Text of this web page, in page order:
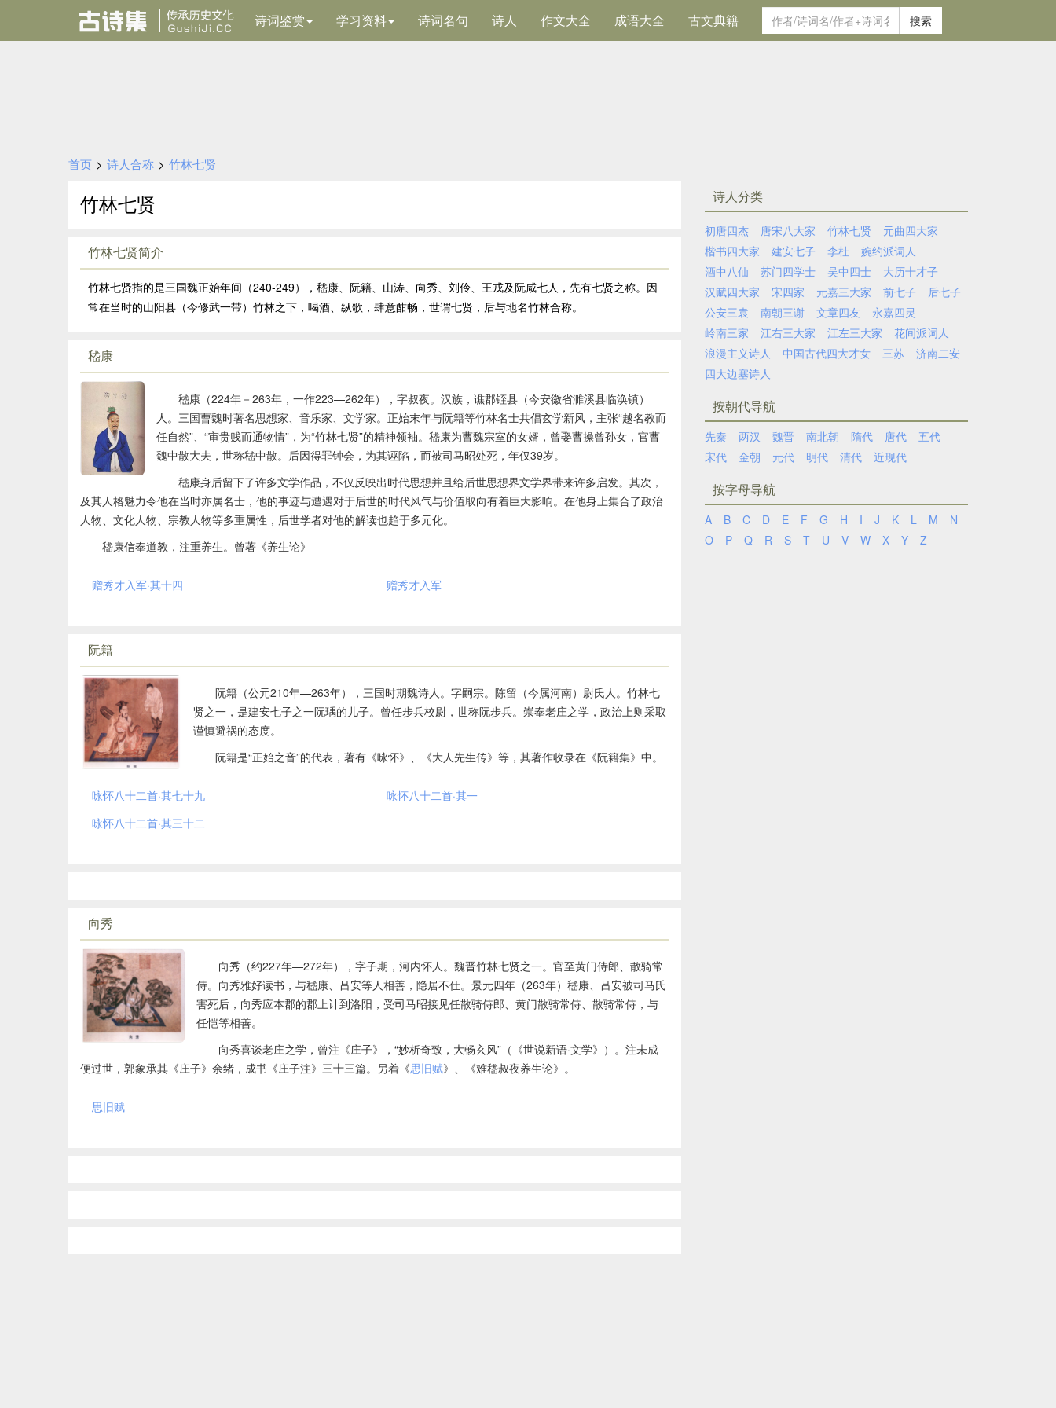
诗词鉴赏 学习资料 诗词名句 诗人 作文大全 成语大全 古文典籍 搜索
首页 > 诗人合称 > 竹林七贤
竹林七贤
竹林七贤简介
竹林七贤指的是三国魏正始年间（240-249），嵇康、阮籍、山涛、向秀、刘伶、王戎及阮咸七人，先有七贤之称。因
常在当时的山阳县（今修武一带）竹林之下，喝酒、纵歌，肆意酣畅，世谓七贤，后与地名竹林合称。
嵇康
嵇康（224年－263年，一作223—262年），字叔夜。汉族，谯郡铚县（今安徽省濉溪县临涣镇）
人。三国曹魏时著名思想家、音乐家、文学家。正始末年与阮籍等竹林名士共倡玄学新风，主张“越名教而
任自然”、“审贵贱而通物情”，为“竹林七贤”的精神领袖。嵇康为曹魏宗室的女婿，曾娶曹操曾孙女，官曹
魏中散大夫，世称嵇中散。后因得罪钟会，为其诬陷，而被司马昭处死，年仅39岁。
嵇康身后留下了许多文学作品，不仅反映出时代思想并且给后世思想界文学界带来许多启发。其次，
及其人格魅力令他在当时亦属名士，他的事迹与遭遇对于后世的时代风气与价值取向有着巨大影响。在他身上集合了政治
人物、文化人物、宗教人物等多重属性，后世学者对他的解读也趋于多元化。
嵇康信奉道教，注重养生。曾著《养生论》
赠秀才入军·其十四 赠秀才入军
阮籍
阮籍（公元210年—263年），三国时期魏诗人。字嗣宗。陈留（今属河南）尉氏人。竹林七
贤之一，是建安七子之一阮瑀的儿子。曾任步兵校尉，世称阮步兵。崇奉老庄之学，政治上则采取
谨慎避祸的态度。
阮籍是“正始之音”的代表，著有《咏怀》、《大人先生传》等，其著作收录在《阮籍集》中。
咏怀八十二首·其七十九
咏怀八十二首·其一
咏怀八十二首·其三十二
向秀
向秀（约227年—272年），字子期，河内怀人。魏晋竹林七贤之一。官至黄门侍郎、散骑常
侍。向秀雅好读书，与嵇康、吕安等人相善，隐居不仕。景元四年（263年）嵇康、吕安被司马氏
害死后，向秀应本郡的郡上计到洛阳，受司马昭接见任散骑侍郎、黄门散骑常侍、散骑常侍，与
任恺等相善。
向秀喜谈老庄之学，曾注《庄子》，“妙析奇致，大畅玄风”（《世说新语·文学》）。注未成
便过世，郭象承其《庄子》余绪，成书《庄子注》三十三篇。另着《思旧赋》、《难嵇叔夜养生论》。
思旧赋
诗人分类
初唐四杰 唐宋八大家 竹林七贤
元曲四大家
楷书四大家
建安七子 李杜
婉约派词人
酒中八仙
苏门四学士 吴中四士
大历十才子
汉赋四大家
宋四家 元嘉三大家 前七子
后七子
公安三袁
南朝三谢 文章四友
永嘉四灵
岭南三家
江右三大家 江左三大家
花间派词人
浪漫主义诗人
中国古代四大才女 三苏
济南二安
四大边塞诗人
按朝代导航
先秦 两汉 魏晋 南北朝 隋代 唐代
五代
宋代
金朝 元代 明代 清代 近现代
按字母导航
A B C D E F G H I J K L M
N
O
P Q R S T U V W X Y Z